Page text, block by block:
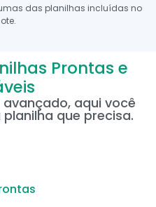
das planilhas incluídas no
Prontas e
aqui você
que precisa.